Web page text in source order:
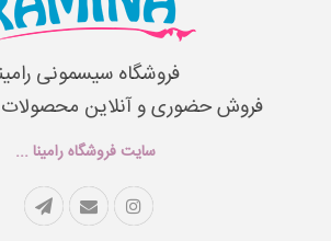
فروشگاه سیسمونی
فروش حضوری و آنلاین محصولات
سایت فروشگاه رامینا ...